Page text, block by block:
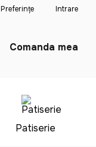
Preferințe Intrare
Comanda mea
Patiserie